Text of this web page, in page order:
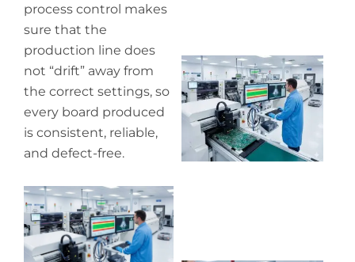
process control makes
sure that the
production line does
not “drift” away from
the correct settings, so
every board produced
is consistent, reliable,
and defect-free.